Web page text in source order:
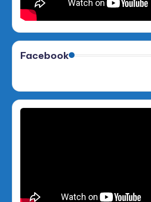
Facebook